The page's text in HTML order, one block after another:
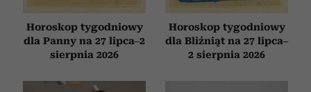
Horoskop tygodniowy
dla Panny na 27 lipca–2
sierpnia 2026
Horoskop tygodniowy
dla Bliźniąt na 27 lipca–
2 sierpnia 2026